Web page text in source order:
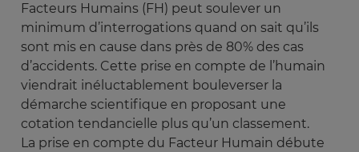
Facteurs Humains (FH) peut soulever un
minimum d’interrogations quand on sait qu’ils
sont mis en cause dans près de 80% des cas
d’accidents. Cette prise en compte de l’humain
viendrait inéluctablement bouleverser la
démarche scientifique en proposant une
cotation tendancielle plus qu’un classement.
La prise en compte du Facteur Humain débute